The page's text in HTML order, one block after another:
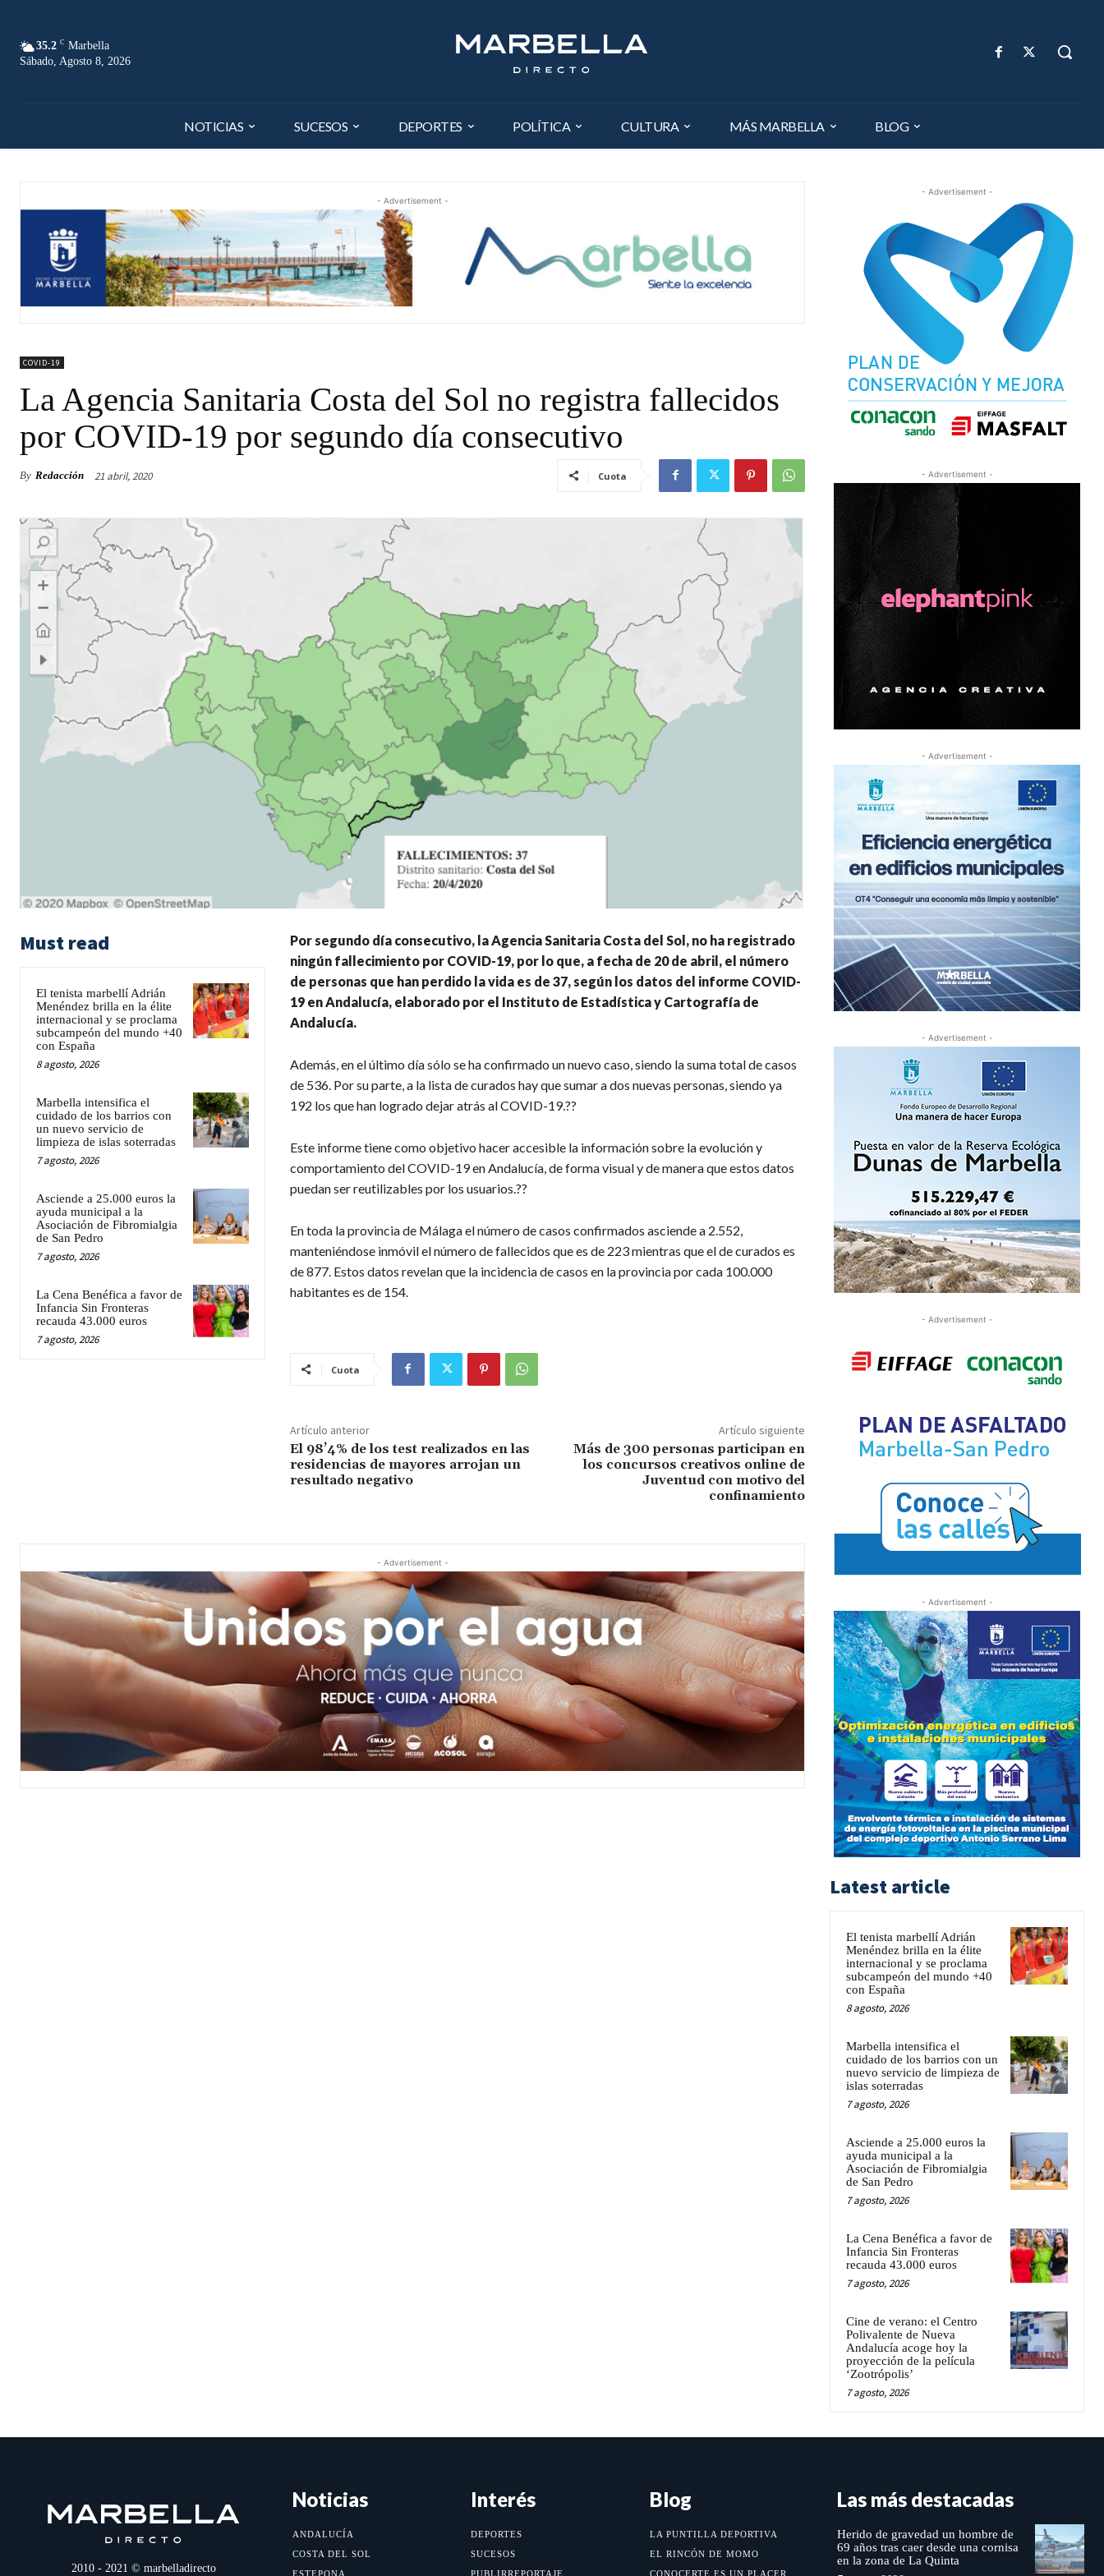
35.2 C Marbella
Sábado, Agosto 8, 2026
NOTICIAS SUCESOS DEPORTES POLÍTICA CULTURA MÁS MARBELLA BLOG
- Advertisement -
COVID-19
La Agencia Sanitaria Costa del Sol no registra fallecidos
por COVID-19 por segundo día consecutivo
By Redacción 21 abril, 2020 Cuota
Must read
El tenista marbellí Adrián
Menéndez brilla en la élite
internacional y se proclama
subcampeón del mundo +40
con España
8 agosto, 2026
Marbella intensifica el
cuidado de los barrios con
un nuevo servicio de
limpieza de islas soterradas
7 agosto, 2026
Asciende a 25.000 euros la
ayuda municipal a la
Asociación de Fibromialgia
de San Pedro
7 agosto, 2026
La Cena Benéfica a favor de
Infancia Sin Fronteras
recauda 43.000 euros
7 agosto, 2026
Por segundo día consecutivo, la Agencia Sanitaria Costa del Sol, no ha registrado
ningún fallecimiento por COVID-19, por lo que, a fecha de 20 de abril, el número
de personas que han perdido la vida es de 37, según los datos del informe COVID-
19 en Andalucía, elaborado por el Instituto de Estadística y Cartografía de
Andalucía.
Además, en el último día sólo se ha confirmado un nuevo caso, siendo la suma total de casos
de 536. Por su parte, a la lista de curados hay que sumar a dos nuevas personas, siendo ya
192 los que han logrado dejar atrás al COVID-19.??
Este informe tiene como objetivo hacer accesible la información sobre la evolución y
comportamiento del COVID-19 en Andalucía, de forma visual y de manera que estos datos
puedan ser reutilizables por los usuarios.??
En toda la provincia de Málaga el número de casos confirmados asciende a 2.552,
manteniéndose inmóvil el número de fallecidos que es de 223 mientras que el de curados es
de 877. Estos datos revelan que la incidencia de casos en la provincia por cada 100.000
habitantes es de 154.
Cuota
Artículo anterior
El 98’4% de los test realizados en las
residencias de mayores arrojan un
resultado negativo
Artículo siguiente
Más de 300 personas participan en
los concursos creativos online de
Juventud con motivo del
confinamiento
- Advertisement -
- Advertisement -
- Advertisement -
- Advertisement -
- Advertisement -
- Advertisement -
- Advertisement -
Latest article
El tenista marbellí Adrián
Menéndez brilla en la élite
internacional y se proclama
subcampeón del mundo +40
con España
8 agosto, 2026
Marbella intensifica el
cuidado de los barrios con un
nuevo servicio de limpieza de
islas soterradas
7 agosto, 2026
Asciende a 25.000 euros la
ayuda municipal a la
Asociación de Fibromialgia
de San Pedro
7 agosto, 2026
La Cena Benéfica a favor de
Infancia Sin Fronteras
recauda 43.000 euros
7 agosto, 2026
Cine de verano: el Centro
Polivalente de Nueva
Andalucía acoge hoy la
proyección de la película
‘Zootrópolis’
7 agosto, 2026
2010 - 2021 © marbelladirecto
Noticias
ANDALUCÍA
COSTA DEL SOL
ESTEPONA
Interés
DEPORTES
SUCESOS
PUBLIRREPORTAJE
Blog
LA PUNTILLA DEPORTIVA
EL RINCÓN DE MOMO
CONOCERTE ES UN PLACER
Las más destacadas
Herido de gravedad un hombre de
69 años tras caer desde una cornisa
en la zona de La Quinta